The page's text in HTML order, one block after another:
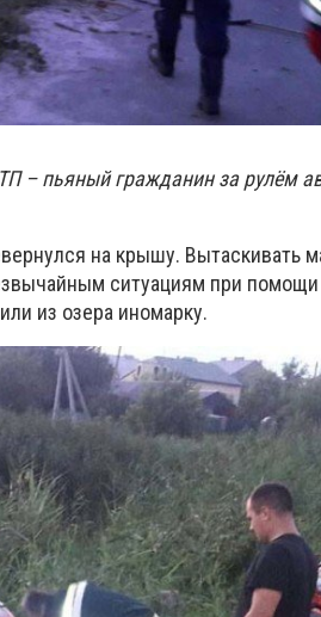
– пьяный гражданин за рулём
на крышу. Вытаскивать
ситуациям при
из озера иномарку.